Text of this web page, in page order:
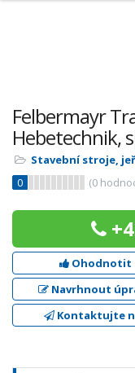
Felbermayr
Hebetechnik,
Stavební stroje,
0
(0
Ohodnotit
Navrhnout
Kontaktujte